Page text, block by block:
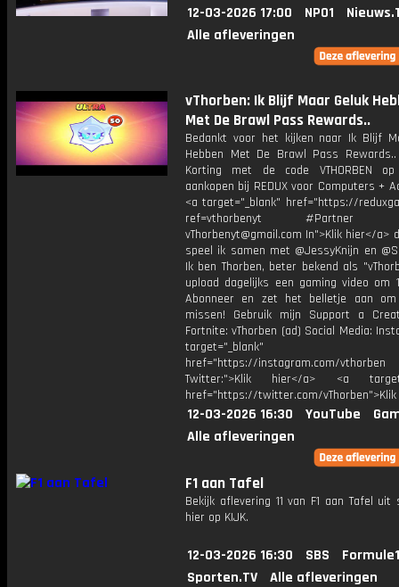
12-03-2026 17:00 NPO1
Alle afleveringen
vThorben: Ik Blijf Maar Geluk
Met De Brawl Pass Rewards..
Bedankt voor het kijken naar Ik Blijf
Hebben Met De Brawl Pass
Korting met de code VTHORBEN
aankopen bij REDUX voor Computers +
<a target="_blank" href="https://
ref=vthorbenyt #Partner
vThorbenyt@gmail.com In">Klik hier</a>
speel ik samen met @JessyKnijn en
Ik ben Thorben, beter bekend als
upload dagelijks een gaming video om
Abonneer en zet het belletje aan
missen! Gebruik mijn Support a
Fortnite: vThorben (ad) Social Media:
target="_blank"
href="https://instagram.com/vthorben
Twitter:">Klik hier</a> <a
href="https://twitter.com/
12-03-2026 16:30 YouTube
Alle afleveringen
F1 aan Tafel
Bekijk aflevering 11 van F1 aan Tafel uit
hier op KIJK.
12-03-2026 16:30 SBS
Sporten.TV
Alle afleveringen